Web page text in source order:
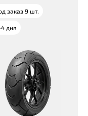
заказ 9 шт.
дня